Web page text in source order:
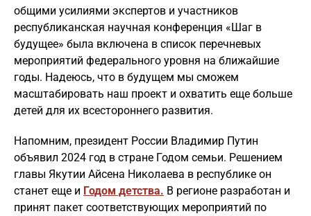
общими усилиями экспертов и участников
республиканская научная конференция «Шаг в
будущее» была включена в список перечневых
мероприятий федерального уровня на ближайшие
годы. Надеюсь, что в будущем мы сможем
масштабировать наш проект и охватить еще больше
детей для их всестороннего развития.
Напомним, президент России Владимир Путин
объявил 2024 год в стране Годом семьи. Решением
главы Якутии Айсена Николаева в республике он
станет еще и Годом детства. В регионе разработан и
принят пакет соответствующих мероприятий по